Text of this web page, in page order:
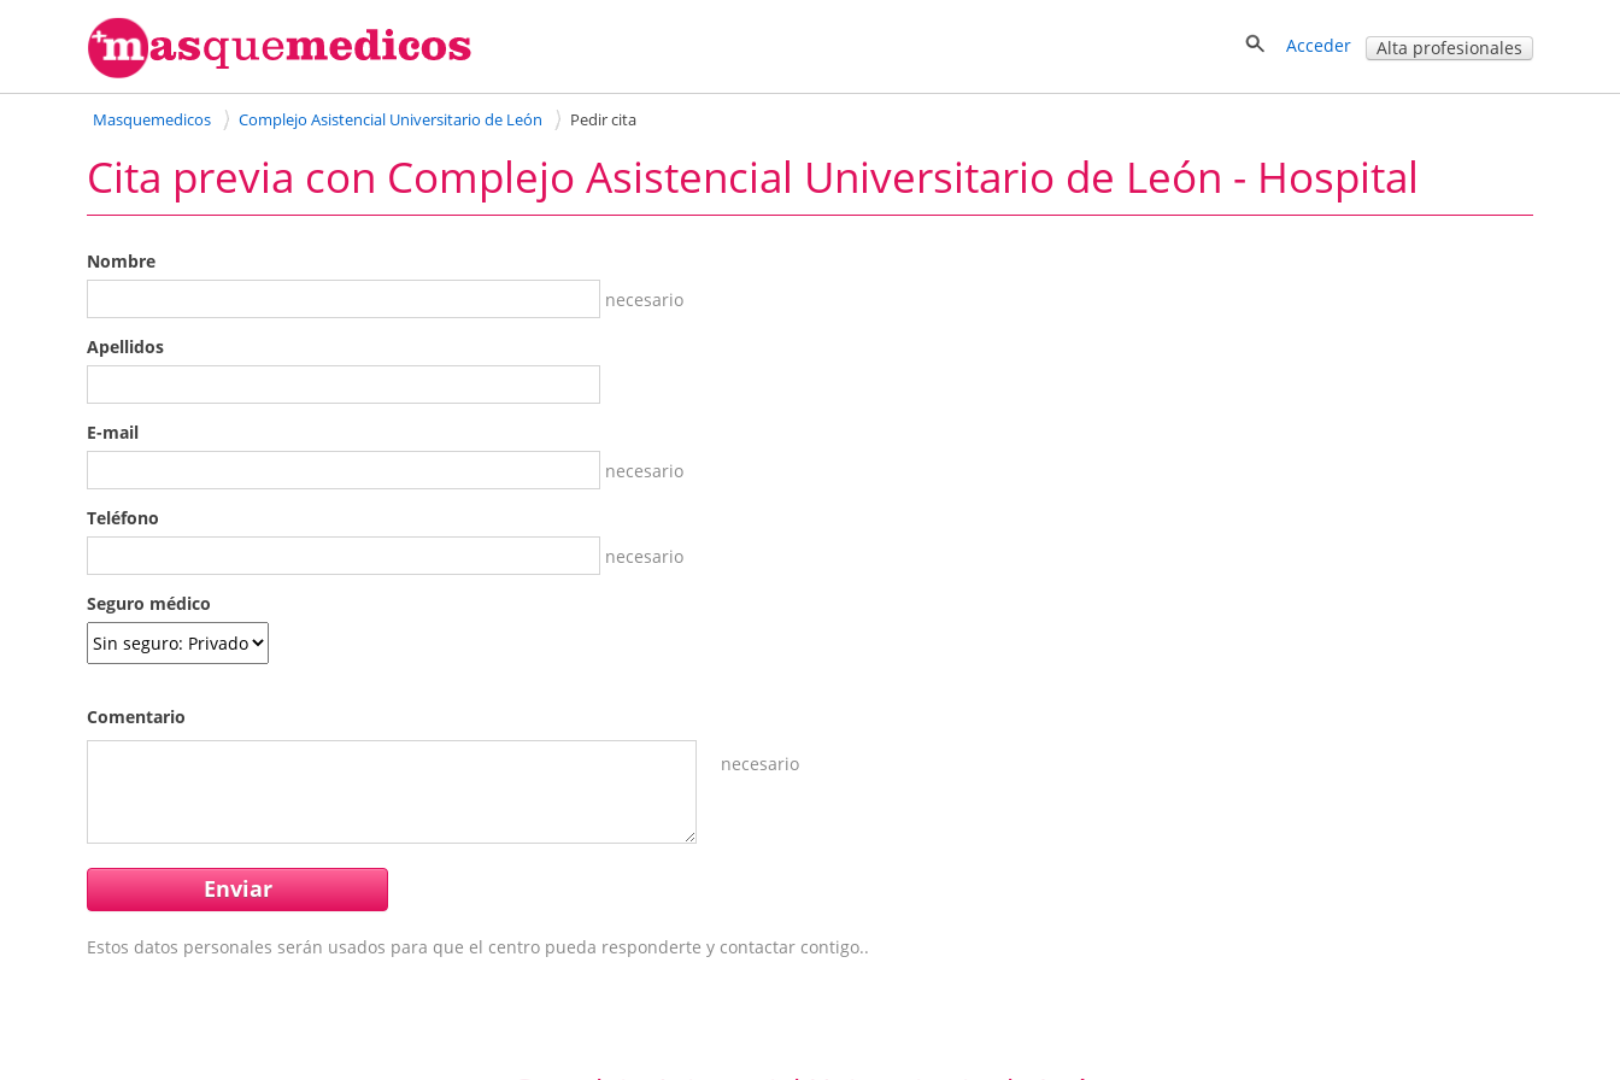
Acceder Alta profesionales
Masquemedicos Complejo Asistencial Universitario de León Pedir cita
Cita previa con Complejo Asistencial Universitario de León - Hospital
Nombre
necesario
Apellidos
E-mail
necesario
Teléfono
necesario
Seguro médico
Comentario
necesario
Estos datos personales serán usados para que el centro pueda responderte y contactar contigo..